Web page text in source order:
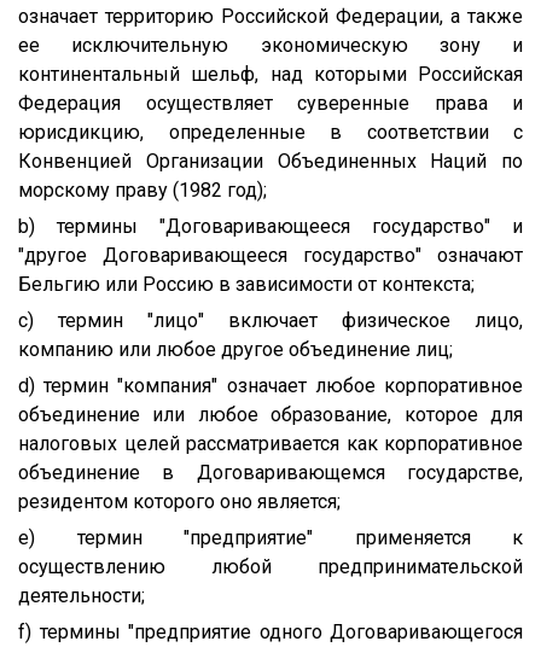
означает территорию Российской Федерации, а также
ее исключительную экономическую зону и
континентальный шельф, над которыми Российская
Федерация осуществляет суверенные права и
юрисдикцию, определенные в соответствии с
Конвенцией Организации Объединенных Наций по
морскому праву (1982 год);
b) термины "Договаривающееся государство" и
"другое Договаривающееся государство" означают
Бельгию или Россию в зависимости от контекста;
c) термин "лицо" включает физическое лицо,
компанию или любое другое объединение лиц;
d) термин "компания" означает любое корпоративное
объединение или любое образование, которое для
налоговых целей рассматривается как корпоративное
объединение в Договаривающемся государстве,
резидентом которого оно является;
e) термин "предприятие" применяется к
осуществлению любой предпринимательской
деятельности;
f) термины "предприятие одного Договаривающегося